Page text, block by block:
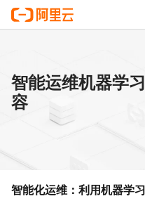
智能运维机器学
容
智能化运维：利用机器学